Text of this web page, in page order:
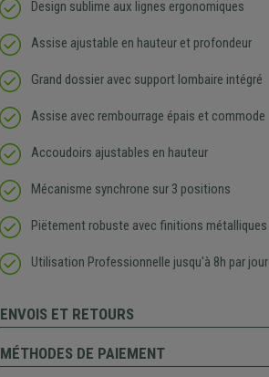
Design sublime aux lignes ergonomiques
Assise ajustable en hauteur et profondeur
Grand dossier avec support lombaire intégré
Assise avec rembourrage épais et commode
Accoudoirs ajustables en hauteur
Mécanisme synchrone sur 3 positions
Piëtement robuste avec finitions métalliques
Utilisation Professionnelle jusqu'à 8h par jour
ENVOIS ET RETOURS
MÉTHODES DE PAIEMENT